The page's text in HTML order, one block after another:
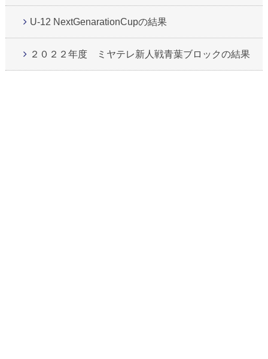
U-12 NextGenarationCupの結果
２０２２年度 ミヤテレ新人戦青葉ブロックの結果